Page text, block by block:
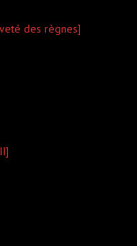
des règnes]